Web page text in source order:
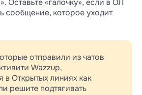
Оставьте «галочку», если в ОЛ
сообщение, которое уходит
отправили из чатов
Wazzup,
в Открытых линиях как
решите подтягивать